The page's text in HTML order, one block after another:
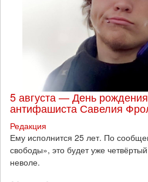
5 августа — День
антифашиста Савелия
Редакция
Ему исполнится 25 лет. По
свободы», это будет уже
неволе.